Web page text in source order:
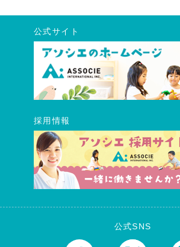
公式サイト
採用情報
公式SNS